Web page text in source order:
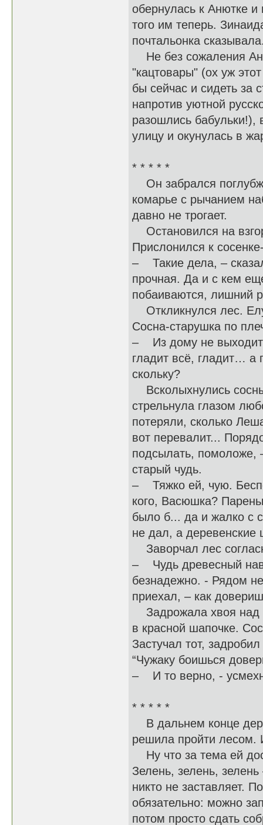
обернулась к Анютке
того им теперь.
почтальонка
Не без сожаления
"кацтовары" (ох уж
бы сейчас и сидеть за
напротив уютной
разошлись бабульки!),
улицу и окунулась в
* * * * *
Он забрался
комарье с рычанием
давно не трогает.
Остановился на
Прислонился к
– Такие дела, –
прочная. Да и с кем
побаиваются, лишний
Откликнулся лес.
Сосна-старушка по
– Из дому не выходит
гладит всё, гладит… а
скольку?
Всколыхнулись
стрельнула глазом
потеряли, сколько
вот перевалит...
подсылать, помоложе,
старый чудь.
– Тяжко ей, чую.
кого, Васюшка?
было б... да и жалко с
не дал, а деревенские
Заворчал лес
– Чудь древесный
безнадежно. - Рядом
приехал, – как
Задрожала хвоя над
в красной шапочке.
Застучал тот,
“Чужаку боишься
– И то верно, -
* * * * *
В дальнем конце
решила пройти лесом.
Ну что за тема ей
Зелень, зелень,
никто не заставляет.
обязательно: можно
потом просто сдать